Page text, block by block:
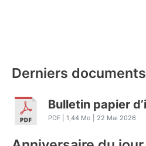
Derniers documents
PDF| 1,44 Mo | 22 Mai 2026